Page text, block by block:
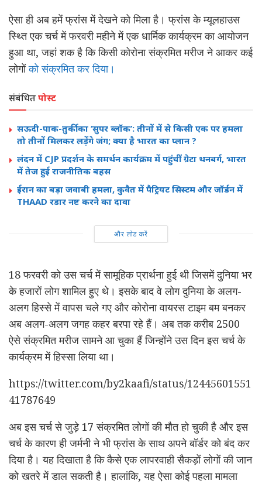
ऐसा ही अब हमें फ्रांस में देखने को मिला है। फ्रांस के म्यूलहाउस
स्थ्ति एक चर्च में फरवरी महीने में एक धार्मिक कार्यक्रम का आयोजन
हुआ था, जहां शक है कि किसी कोरोना संक्रमित मरीज ने आकर कई
लोगोंको संक्रमित कर दिया।
संबंधितपोस्ट
सऊदी-पाक-तुर्की का ‘सुपर ब्लॉक’: तीनों में से किसी एक पर हमला
तो तीनों मिलकर लड़ेंगे जंग; क्या है भारत का प्लान ?
लंदन में CJP प्रदर्शन के समर्थन कार्यक्रम में पहुंचीं ग्रेटा थनबर्ग, भारत
में तेज हुई राजनीतिक बहस
ईरान का बड़ा जवाबी हमला, कुवैत में पैट्रियट सिस्टम और जॉर्डन में
THAAD रडार नष्ट करने का दावा
और लोड करें
18 फरवरी को उस चर्च में सामूहिक प्रार्थना हुई थी जिसमें दुनिया भर
के हजारों लोग शामिल हुए थे। इसके बाद वे लोग दुनिया के अलग-
अलग हिस्से में वापस चले गए और कोरोना वायरस टाइम बम बनकर
अब अलग-अलग जगह कहर बरपा रहे हैं। अब तक करीब 2500
ऐसे संक्रमित मरीज सामने आ चुका हैं जिन्होंने उस दिन इस चर्च के
कार्यक्रम में हिस्सा लिया था।
https://twitter.com/by2kaafi/status/12445601551
41787649
अब इस चर्च से जुड़े 17 संक्रमित लोगों की मौत हो चुकी है और इस
चर्च के कारण ही जर्मनी ने भी फ्रांस के साथ अपने बॉर्डर को बंद कर
दिया है। यह दिखाता है कि कैसे एक लापरवाही सैकड़ों लोगों की जान
को खतरे में डाल सकती है। हालांकि, यह ऐसा कोई पहला मामला